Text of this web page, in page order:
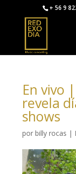
+ 56 9
En vivo
revela
shows
por billy rocas |